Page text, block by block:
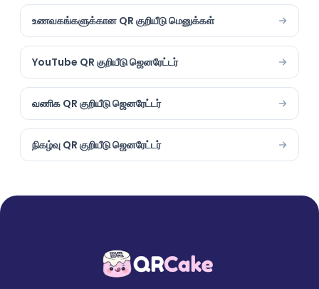
உணவகங்களுக்கான QR குறியீடு மெனுக்கள்
YouTube QR குறியீடு ஜெனரேட்டர்
வணிக QR குறியீடு ஜெனரேட்டர்
நிகழ்வு QR குறியீடு ஜெனரேட்டர்